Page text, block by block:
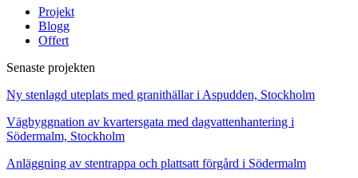
Projekt
Blogg
Offert
Senaste projekten
Ny stenlagd uteplats med granithällar i Aspudden, Stockholm
Vägbyggnation av kvartersgata med dagvattenhantering i
Södermalm, Stockholm
Anläggning av stentrappa och plattsatt förgård i Södermalm